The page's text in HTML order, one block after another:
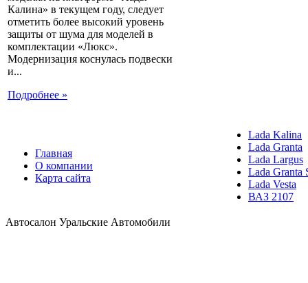
Калина» в текущем году, следует
отметить более высокий уровень
защиты от шума для моделей в
комплектации «Люкс».
Модернизация коснулась подвески
и...
Подробнее »
Главная
О компании
Карта сайта
Lada Kalina
Lada Granta
Lada Largus
Lada Granta
Lada Vesta
ВАЗ 2107
Автосалон Уральские Автомобили